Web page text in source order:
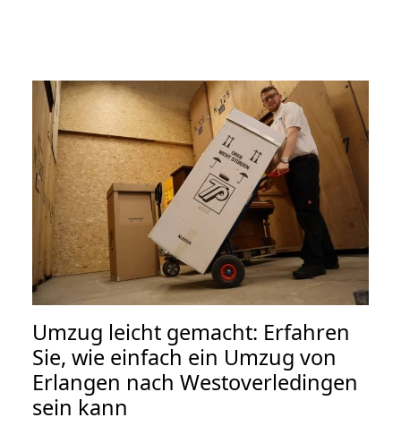
Umzug leicht gemacht: Erfahren
Sie, wie einfach ein Umzug von
Erlangen nach Westoverledingen
sein kann